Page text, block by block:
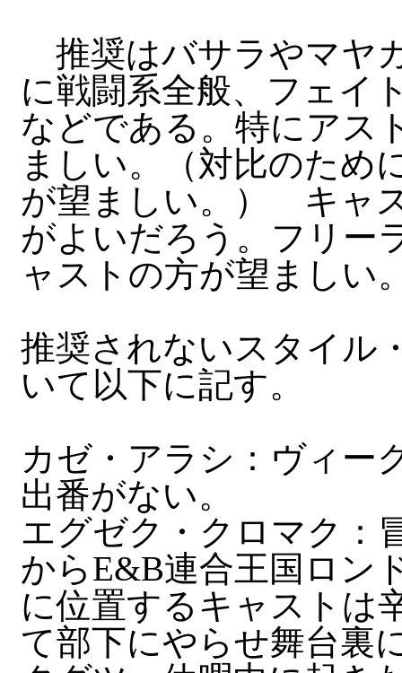
推奨はバサラやマヤ
に戦闘系全般、フェイ
などである。特にアス
ましい。（対比のため
が望ましい。） キャ
がよいだろう。フリー
ャストの方が望ましい
推奨されないスタイル
いて以下に記す。
カゼ・アラシ：ヴィー
出番がない。
エグゼク・クロマク：
からE&B連合王国ロン
に位置するキャストは
て部下にやらせ舞台裏